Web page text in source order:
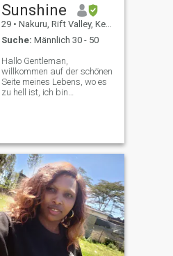
Sunshine
29 • Nakuru, Rift Valley, Kenia
Suche: Männlich 30 - 50
Hallo Gentleman,
willkommen auf der schönen
Seite meines Lebens, wo es
zu hell ist, ich bin
Selbstvertrauen und guten
Willen und nehme die
Abenteuer des Lebens mit
offenem Herzen an. Ich suche
meinen wahren
Seelenverwandten, der
meinen lebendigen Geist
ergänzt und sinnvolle
Erfahrungen teilt. Ich glaube
an die Kraft der Liebe und
Verbindung und ich freue